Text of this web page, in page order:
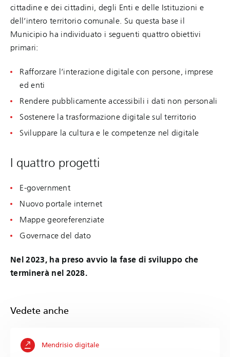
cittadine e dei cittadini, degli Enti e delle Istituzioni e
dell’intero territorio comunale. Su questa base il
Municipio ha individuato i seguenti quattro obiettivi
primari:
Rafforzare l’interazione digitale con persone, imprese
ed enti
Rendere pubblicamente accessibili i dati non personali
Sostenere la trasformazione digitale sul territorio
Sviluppare la cultura e le competenze nel digitale
I quattro progetti
E-government
Nuovo portale internet
Mappe georeferenziate
Governace del dato
Nel 2023, ha preso avvio la fase di sviluppo che
terminerà nel 2028.
Vedete anche
Mendrisio digitale